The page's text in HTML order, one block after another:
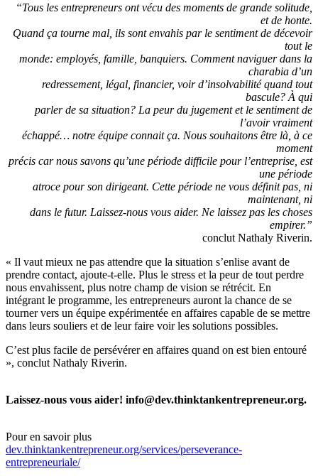
“Tous les entrepreneurs ont vécu des moments de grande solitude,
et de honte.
Quand ça tourne mal, ils sont envahis par le sentiment de décevoir
tout le
monde: employés, famille, banquiers. Comment naviguer dans la
charabia d’un
redressement, légal, financier, voir d’insolvabilité quand tout
bascule? À qui
parler de sa situation? La peur du jugement et le sentiment de
l’avoir vraiment
échappé… notre équipe connait ça. Nous souhaitons être là, à ce
moment
précis car nous savons qu’une période difficile pour l’entreprise, est
une période
atroce pour son dirigeant. Cette période ne vous définit pas, ni
maintenant, ni
dans le futur. Laissez-nous vous aider. Ne laissez pas les choses
empirer.”
conclut Nathaly Riverin.
« Il vaut mieux ne pas attendre que la situation s’enlise avant de
prendre contact, ajoute-t-elle. Plus le stress et la peur de tout perdre
nous envahissent, plus notre champ de vision se rétrécit. En
intégrant le programme, les entrepreneurs auront la chance de se
tourner vers un équipe expérimentée en affaires capable de se mettre
dans leurs souliers et de leur faire voir les solutions possibles.
C’est plus facile de persévérer en affaires quand on est bien entouré
», conclut Nathaly Riverin.
Laissez-nous vous aider! info@dev.thinktankentrepreneur.org.
Pour en savoir plus
dev.thinktankentrepreneur.org/services/perseverance-
entrepreneuriale/